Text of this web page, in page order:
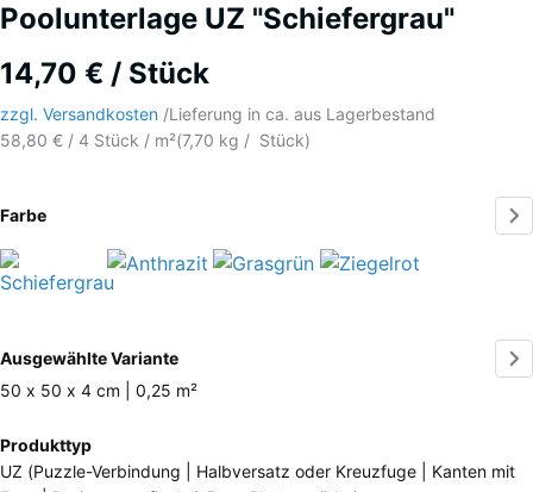
Poolunterlage UZ "Schiefergrau"
14,70 € / Stück
zzgl. Versandkosten /Lieferung in ca. aus Lagerbestand
58,80 € / 4 Stück / m²(7,70 kg / Stück)
Farbe
Schiefergrau
(active)
Anthrazit Grasgrün Ziegelrot
Informationen
zu
Farben?
Ausgewählte Variante
50 x 50 x 4 cm | 0,25 m²
für
Produkttyp
UZ (Puzzle-Verbindung | Halbversatz oder Kreuzfuge | Kanten mit